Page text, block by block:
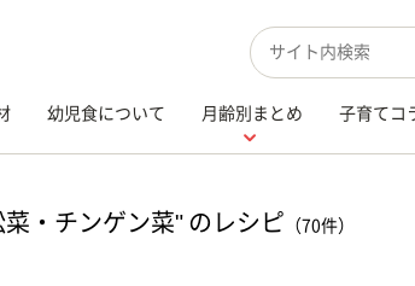
検索キーワード入力
幼児食について 月齢別まとめ 子育てコ
・チンゲン菜" のレシピ （70件）